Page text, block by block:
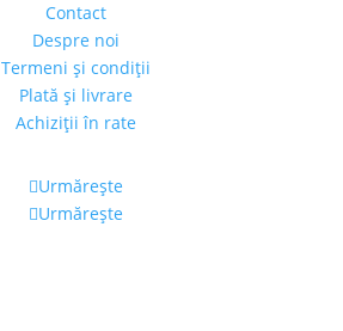
Contact
Despre noi
Termeni şi condiţii
Plată şi livrare
Achiziţii în rate
Urmărește
Urmărește